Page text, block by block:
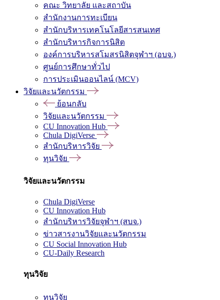
คณะ วิทยาลัย และสถาบัน
สำนักงานการทะเบียน
สำนักบริหารเทคโนโลยีสารสนเทศ
สำนักบริหารกิจการนิสิต
องค์การบริหารสโมสรนิสิตจุฬาฯ (อบจ.)
ศูนย์การศึกษาทั่วไป
การประเมินออนไลน์ (MCV)
วิจัยและนวัตกรรม
ย้อนกลับ
วิจัยและนวัตกรรม
CU Innovation Hub
Chula DigiVerse
สำนักบริหารวิจัย
ทุนวิจัย
วิจัยและนวัตกรรม
Chula DigiVerse
CU Innovation Hub
สำนักบริหารวิจัยจุฬาฯ (สบจ.)
ข่าวสารงานวิจัยและนวัตกรรม
CU Social Innovation Hub
CU-Daily Research
ทุนวิจัย
ทุนวิจัย